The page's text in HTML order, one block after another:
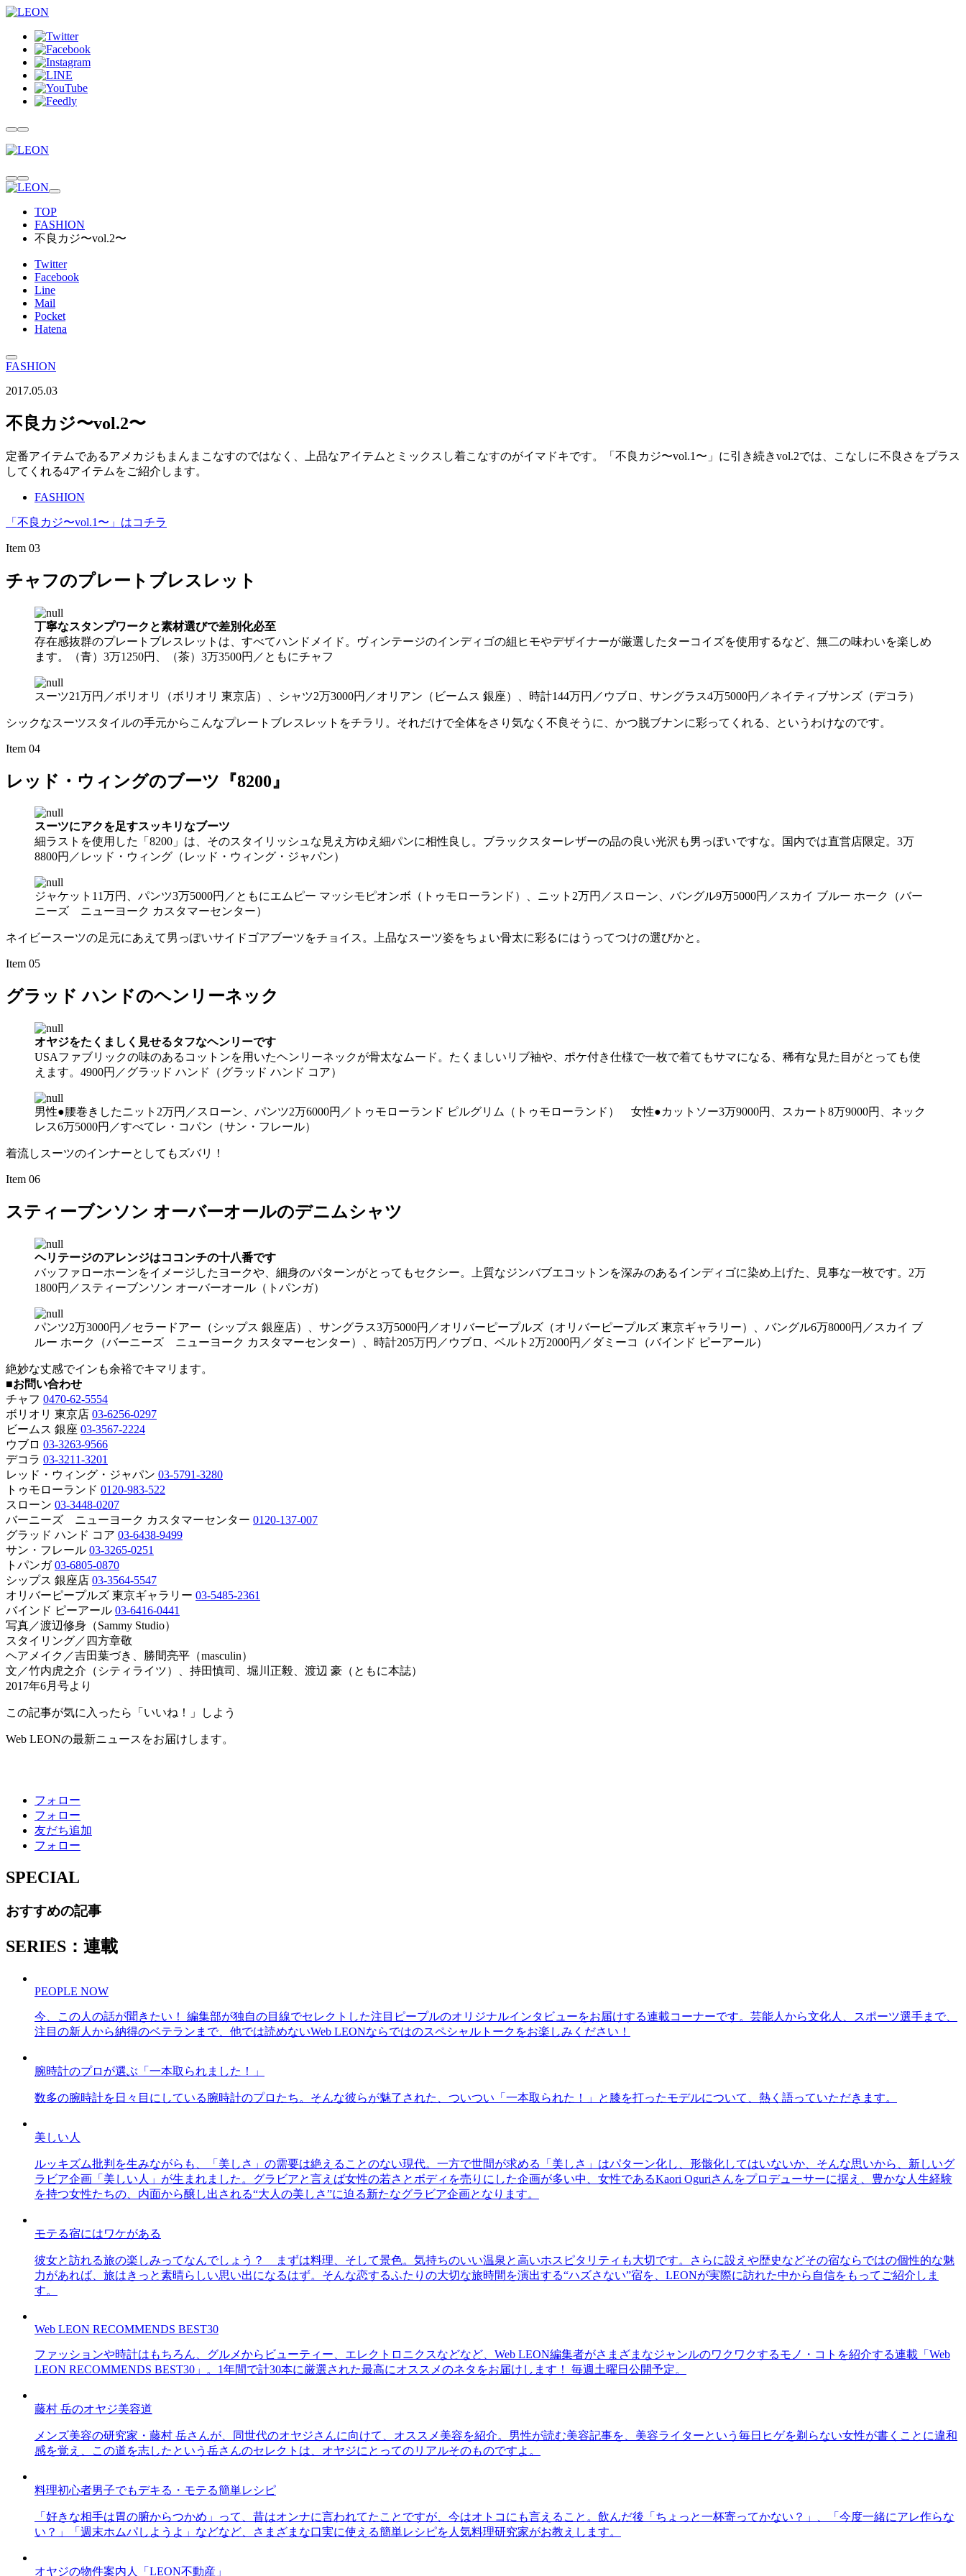
TOP
FASHION
不良カジ〜vol.2〜
Twitter
Facebook
Line
Mail
Pocket
Hatena
FASHION
2017.05.03
不良カジ〜vol.2〜
定番アイテムであるアメカジもまんまこなすのではなく、上品なアイテムとミックスし着こなすのがイマドキです。「不良カジ〜vol.1〜」に引き続きvol.2では、こなしに不良さをプラス
してくれる4アイテムをご紹介します。
FASHION
「不良カジ〜vol.1〜」はコチラ
Item 03
チャフのプレートブレスレット
丁寧なスタンプワークと素材選びで差別化必至
存在感抜群のプレートブレスレットは、すべてハンドメイド。ヴィンテージのインディゴの組ヒモやデザイナーが厳選したターコイズを使用するなど、無二の味わいを楽しめ
ます。（青）3万1250円、（茶）3万3500円／ともにチャフ
スーツ21万円／ボリオリ（ボリオリ 東京店）、シャツ2万3000円／オリアン（ビームス 銀座）、時計144万円／ウブロ、サングラス4万5000円／ネイティブサンズ（デコラ）
シックなスーツスタイルの手元からこんなプレートブレスレットをチラリ。それだけで全体をさり気なく不良そうに、かつ脱ブナンに彩ってくれる、というわけなのです。
Item 04
レッド・ウィングのブーツ『8200』
スーツにアクを足すスッキリなブーツ
細ラストを使用した「8200」は、そのスタイリッシュな見え方ゆえ細パンに相性良し。ブラックスターレザーの品の良い光沢も男っぽいですな。国内では直営店限定。3万
8800円／レッド・ウィング（レッド・ウィング・ジャパン）
ジャケット11万円、パンツ3万5000円／ともにエムピー マッシモピオンボ（トゥモローランド）、ニット2万円／スローン、バングル9万5000円／スカイ ブルー ホーク（バー
ニーズ ニューヨーク カスタマーセンター）
ネイビースーツの足元にあえて男っぽいサイドゴアブーツをチョイス。上品なスーツ姿をちょい骨太に彩るにはうってつけの選びかと。
Item 05
グラッド ハンドのヘンリーネック
オヤジをたくましく見せるタフなヘンリーです
USAファブリックの味のあるコットンを用いたヘンリーネックが骨太なムード。たくましいリブ袖や、ポケ付き仕様で一枚で着てもサマになる、稀有な見た目がとっても使
えます。4900円／グラッド ハンド（グラッド ハンド コア）
男性●腰巻きしたニット2万円／スローン、パンツ2万6000円／トゥモローランド ピルグリム（トゥモローランド） 女性●カットソー3万9000円、スカート8万9000円、ネック
レス6万5000円／すべてレ・コパン（サン・フレール）
着流しスーツのインナーとしてもズバリ！
Item 06
スティーブンソン オーバーオールのデニムシャツ
ヘリテージのアレンジはココンチの十八番です
バッファローホーンをイメージしたヨークや、細身のパターンがとってもセクシー。上質なジンバブエコットンを深みのあるインディゴに染め上げた、見事な一枚です。2万
1800円／スティーブンソン オーバーオール（トパンガ）
パンツ2万3000円／セラードアー（シップス 銀座店）、サングラス3万5000円／オリバーピープルズ（オリバーピープルズ 東京ギャラリー）、バングル6万8000円／スカイ ブ
ルー ホーク（バーニーズ ニューヨーク カスタマーセンター）、時計205万円／ウブロ、ベルト2万2000円／ダミーコ（バインド ピーアール）
絶妙な丈感でインも余裕でキマリます。
■お問い合わせ
チャフ 0470-62-5554
ボリオリ 東京店 03-6256-0297
ビームス 銀座 03-3567-2224
ウブロ 03-3263-9566
デコラ 03-3211-3201
レッド・ウィング・ジャパン 03-5791-3280
トゥモローランド 0120-983-522
スローン 03-3448-0207
バーニーズ ニューヨーク カスタマーセンター 0120-137-007
グラッド ハンド コア 03-6438-9499
サン・フレール 03-3265-0251
トパンガ03-6805-0870
シップス 銀座店 03-3564-5547
オリバーピープルズ 東京ギャラリー 03-5485-2361
バインド ピーアール 03-6416-0441
写真／渡辺修身（Sammy Studio）
スタイリング／四方章敬
ヘアメイク／吉田葉づき、勝間亮平（masculin）
文／竹内虎之介（シティライツ）、持田慎司、堀川正毅、渡辺 豪（ともに本誌）
2017年6月号より
この記事が気に入ったら「いいね！」しよう
Web LEONの最新ニュースをお届けします。
フォロー
フォロー
友だち追加
フォロー
SPECIAL
おすすめの記事
SERIES：連載
PEOPLE NOW
今、この人の話が聞きたい！ 編集部が独自の目線でセレクトした注目ピープルのオリジナルインタビューをお届けする連載コーナーです。芸能人から文化人、スポーツ選手まで、
注目の新人から納得のベテランまで、他では読めないWeb LEONならではのスペシャルトークをお楽しみください！
腕時計のプロが選ぶ「一本取られました！」
数多の腕時計を日々目にしている腕時計のプロたち。そんな彼らが魅了された、ついつい「一本取られた！」と膝を打ったモデルについて、熱く語っていただきます。
美しい人
ルッキズム批判を生みながらも、「美しさ」の需要は絶えることのない現代。一方で世間が求める「美しさ」はパターン化し、形骸化してはいないか、そんな思いから、新しいグ
ラビア企画「美しい人」が生まれました。グラビアと言えば女性の若さとボディを売りにした企画が多い中、女性であるKaori Oguriさんをプロデューサーに据え、豊かな人生経験
を持つ女性たちの、内面から醸し出される“大人の美しさ”に迫る新たなグラビア企画となります。
モテる宿にはワケがある
彼女と訪れる旅の楽しみってなんでしょう？ まずは料理、そして景色。気持ちのいい温泉と高いホスピタリティも大切です。さらに設えや歴史などその宿ならではの個性的な魅
力があれば、旅はきっと素晴らしい思い出になるはず。そんな恋するふたりの大切な旅時間を演出する“ハズさない”宿を、LEONが実際に訪れた中から自信をもってご紹介しま
す。
Web LEON RECOMMENDS BEST30
ファッションや時計はもちろん、グルメからビューティー、エレクトロニクスなどなど、Web LEON編集者がさまざまなジャンルのワクワクするモノ・コトを紹介する連載「Web
LEON RECOMMENDS BEST30」。1年間で計30本に厳選された最高にオススメのネタをお届けします！ 毎週土曜日公開予定。
藤村 岳のオヤジ美容道
メンズ美容の研究家・藤村 岳さんが、同世代のオヤジさんに向けて、オススメ美容を紹介。男性が読む美容記事を、美容ライターという毎日ヒゲを剃らない女性が書くことに違和
感を覚え、この道を志したという岳さんのセレクトは、オヤジにとってのリアルそのものですよ。
料理初心者男子でもデキる・モテる簡単レシピ
「好きな相手は胃の腑からつかめ」って、昔はオンナに言われてたことですが、今はオトコにも言えること。飲んだ後「ちょっと一杯寄ってかない？」、「今度一緒にアレ作らな
い？」「週末ホムパしようよ」などなど、さまざまな口実に使える簡単レシピを人気料理研究家がお教えします。
オヤジの物件案内人「LEON不動産」